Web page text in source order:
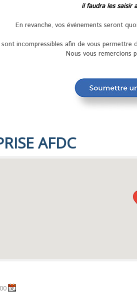
il faudra les saisir
En revanche, vos événements seront
sont incompressibles afin de vous
Nous vous remercions
AFDC